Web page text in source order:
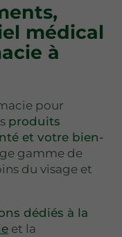
médical
à
pour
produits
et votre bien-
gamme de
du visage et
dédiés à la
et la